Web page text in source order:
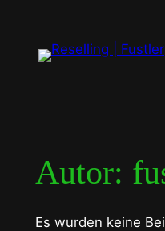
springen
Autor:
Es wurden keine